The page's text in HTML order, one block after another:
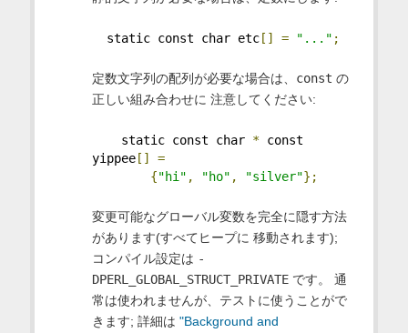
static const char etc[] = "..." ;
定数文字列の配列が必要な場合は、 const の
正しい組み合わせに 注意してください:
static const char * const
yippee[]
=
{"hi" , "ho" , "silver"};
変更可能なグローバル変数を完全に隠す方法
があります(すべてヒープに 移動されます);
コンパイル設定は -
DPERL_GLOBAL_STRUCT_PRIVATEです。 通
常は使われませんが、テストに使うことがで
きます; 詳細は "Background and